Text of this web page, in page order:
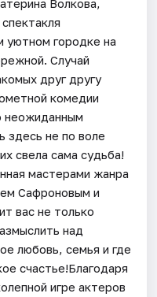
Волкова,
уютном городке на
Случай
друг другу
комедии
неожиданным
здесь не по воле
свела сама судьба!
мастерами жанра
Сафроновым и
вас не только
над
любовь, семья и где
счастье!Благодаря
игре актеров